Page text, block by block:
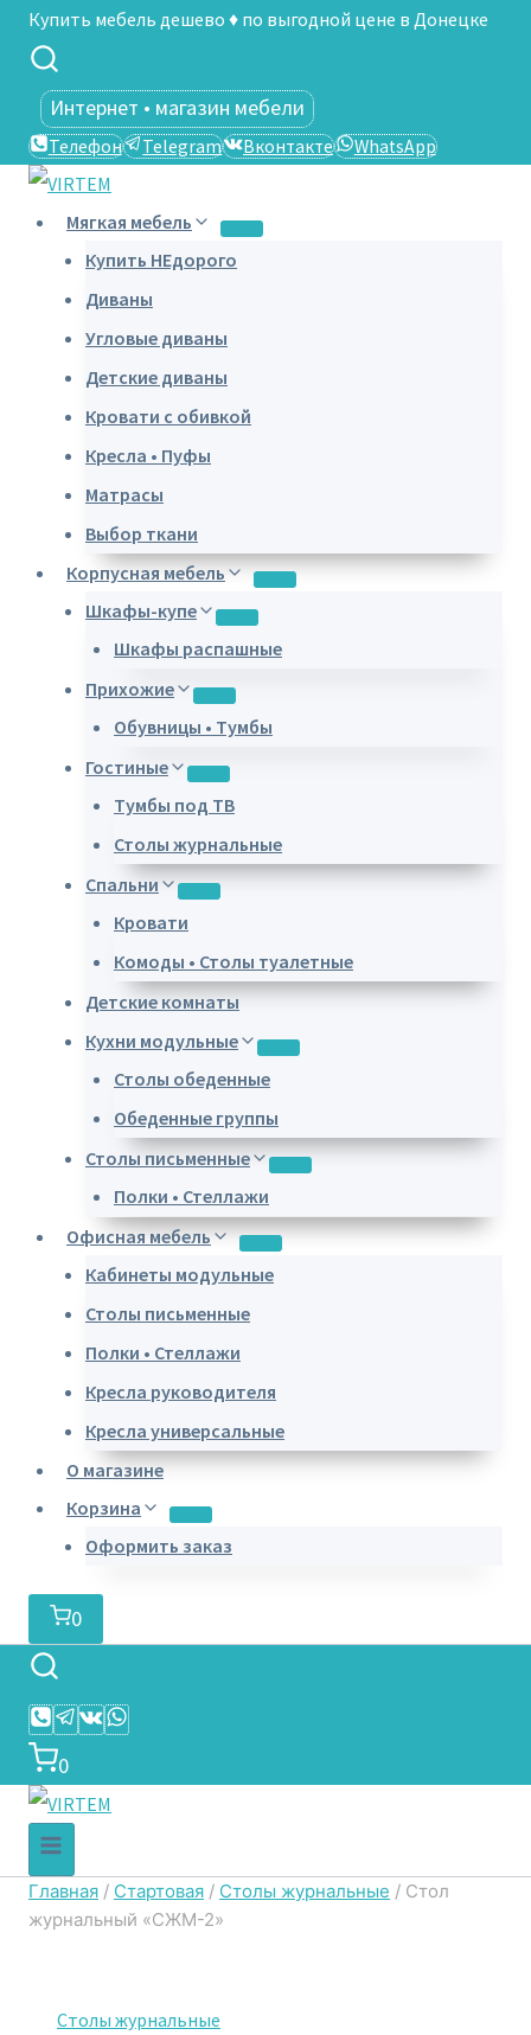
Перейти
содержимому
Купить мебель дешево ♦ по выгодной цене в Донецке
Интернет • магазин мебели
Телефон Telegram Вконтакте WhatsApp
Мягкая мебель
Купить НЕдорого
Диваны
Угловые диваны
Детские диваны
Кровати с обивкой
Кресла • Пуфы
Матрасы
Выбор ткани
Корпусная мебель
Шкафы-купе
Шкафы распашные
Прихожие
Обувницы • Тумбы
Гостиные
Тумбы под ТВ
Столы журнальные
Спальни
Кровати
Комоды • Столы туалетные
Детские комнаты
Кухни модульные
Столы обеденные
Обеденные группы
Столы письменные
Полки • Стеллажи
Офисная мебель
Кабинеты модульные
Столы письменные
Полки • Стеллажи
Кресла руководителя
Кресла универсальные
О магазине
Корзина
Оформить заказ
0
0
Главная / Стартовая / Столы журнальные / Стол
журнальный «СЖМ-2»
Столы журнальные